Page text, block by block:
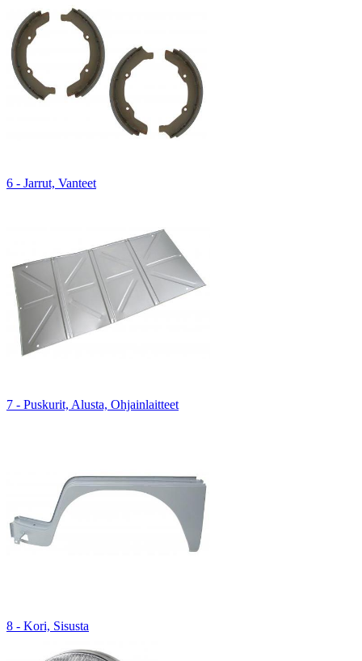
6 - Jarrut, Vanteet
7 - Puskurit, Alusta, Ohjainlaitteet
8 - Kori, Sisusta